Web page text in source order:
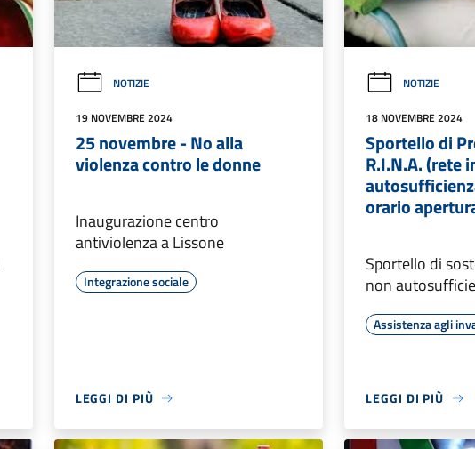
NOTIZIE
19 NOVEMBRE 2024
25 novembre - No alla
violenza contro le donne
Inaugurazione centro
antiviolenza a Lissone
Integrazione sociale
LEGGI DI PIÙ
NOTIZIE
18 NOVEMBRE 2024
Sportello di
R.I.N.A. (rete
orario
Sportello di
non
Assistenza agli
LEGGI DI PIÙ